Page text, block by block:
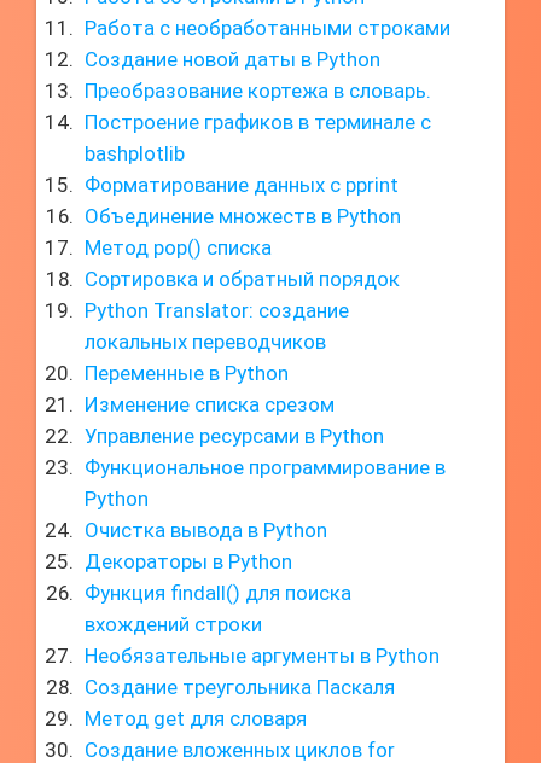
Работа с необработанными строками
Создание новой даты в Python
Преобразование кортежа в словарь.
Построение графиков в терминале с
bashplotlib
Форматирование данных с pprint
Объединение множеств в Python
Метод pop() списка
Сортировка и обратный порядок
Python Translator: создание
локальных переводчиков
Переменные в Python
Изменение списка срезом
Управление ресурсами в Python
Функциональное программирование в
Python
Очистка вывода в Python
Декораторы в Python
Функция findall() для поиска
вхождений строки
Необязательные аргументы в Python
Создание треугольника Паскаля
Метод get для словаря
Создание вложенных циклов for